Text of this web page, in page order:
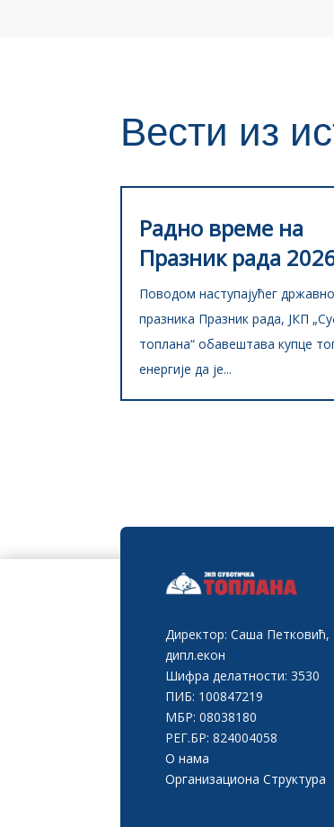
Вести из
Радно време на
Празник рада
Поводом наступајућег
празника Празник рада, ЈКП
топлана“ обавештава купце
енергије да je...
Директор: Саша Петковић,
дипл.екон
Шифра делатности: 3530
ПИБ: 100847219
МБР: 08038180
РЕГ.БР: 824004058
О нама
Организациона Структура